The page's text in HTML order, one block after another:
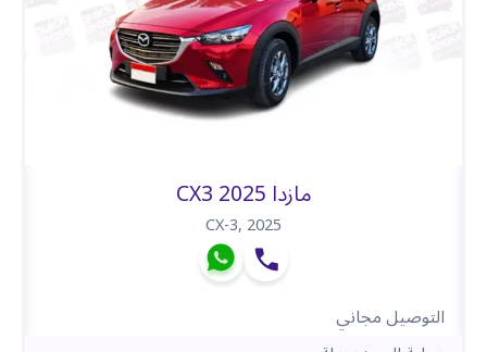
مازدا CX3 2025
CX-3,2025
التوصيل مجاني